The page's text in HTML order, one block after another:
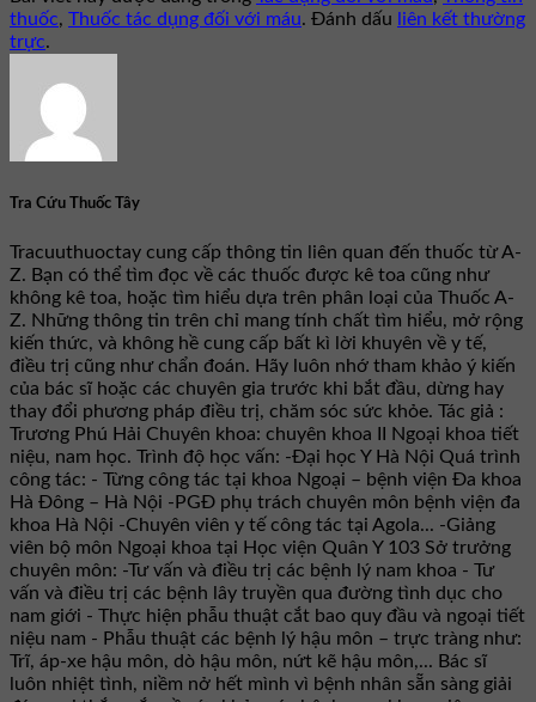
thuốc, Thuốc tác dụng đối với máu. Đánh dấu
liên kết thường
trực.
Tra Cứu Thuốc Tây
Tracuuthuoctay cung cấp thông tin liên quan đến thuốc từ A-
Z. Bạn có thể tìm đọc về các thuốc được kê toa cũng như
không kê toa, hoặc tìm hiểu dựa trên phân loại của Thuốc A-
Z. Những thông tin trên chỉ mang tính chất tìm hiểu, mở rộng
kiến thức, và không hề cung cấp bất kì lời khuyên về y tế,
điều trị cũng như chẩn đoán. Hãy luôn nhớ tham khảo ý kiến
của bác sĩ hoặc các chuyên gia trước khi bắt đầu, dừng hay
thay đổi phương pháp điều trị, chăm sóc sức khỏe. Tác giả :
Trương Phú Hải Chuyên khoa: chuyên khoa II Ngoại khoa tiết
niệu, nam học. Trình độ học vấn: -Đại học Y Hà Nội Quá trình
công tác: - Từng công tác tại khoa Ngoại – bệnh viện Đa khoa
Hà Đông – Hà Nội -PGĐ phụ trách chuyên môn bệnh viện đa
khoa Hà Nội -Chuyên viên y tế công tác tại Agola... -Giảng
viên bộ môn Ngoại khoa tại Học viện Quân Y 103 Sở trưởng
chuyên môn: -Tư vấn và điều trị các bệnh lý nam khoa - Tư
vấn và điều trị các bệnh lây truyền qua đường tình dục cho
nam giới - Thực hiện phẫu thuật cắt bao quy đầu và ngoại tiết
niệu nam - Phẫu thuật các bệnh lý hậu môn – trực tràng như:
Trĩ, áp-xe hậu môn, dò hậu môn, nứt kẽ hậu môn,... Bác sĩ
luôn nhiệt tình, niềm nở hết mình vì bệnh nhân sẵn sàng giải